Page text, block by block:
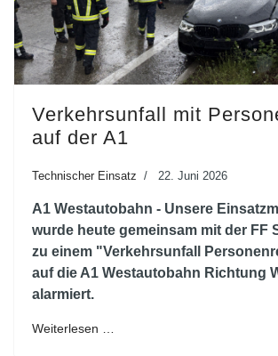
Verkehrsunfall mit
auf der A1
Technischer Einsatz 22. Juni 2026
A1 Westautobahn - Unsere
wurde heute gemeinsam mit der FF
zu einem "Verkehrsunfall
auf die A1 Westautobahn Richtung
alarmiert.
Weiterlesen …